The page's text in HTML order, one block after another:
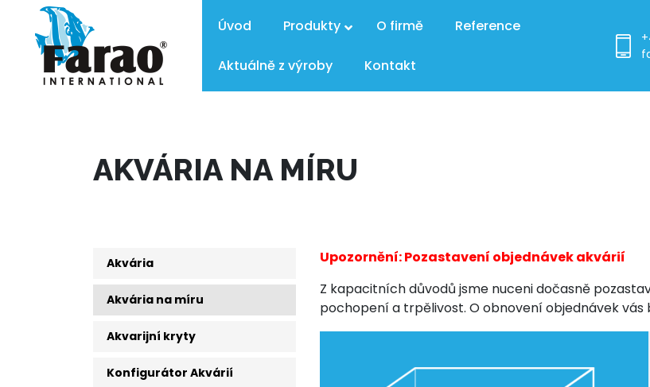
Úvod Produkty O firmě Reference
Aktuálně z výroby Kontakt
AKVÁRIA NA MÍRU
Akvária
Akvária na míru
Akvarijní kryty
Konfigurátor Akvárií
Upozornění: Pozastavení objednávek akvárií
Z kapacitních důvodů jsme nuceni dočasně
pochopení a trpělivost. O obnovení objednávek